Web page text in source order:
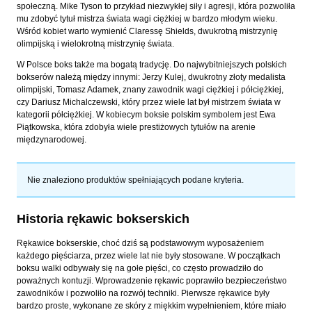
społeczną. Mike Tyson to przykład niezwykłej siły i agresji, która pozwoliła
mu zdobyć tytuł mistrza świata wagi ciężkiej w bardzo młodym wieku.
Wśród kobiet warto wymienić Claressę Shields, dwukrotną mistrzynię
olimpijską i wielokrotną mistrzynię świata.
W Polsce boks także ma bogatą tradycję. Do najwybitniejszych polskich
bokserów należą między innymi: Jerzy Kulej, dwukrotny złoty medalista
olimpijski, Tomasz Adamek, znany zawodnik wagi ciężkiej i półciężkiej,
czy Dariusz Michalczewski, który przez wiele lat był mistrzem świata w
kategorii półciężkiej. W kobiecym boksie polskim symbolem jest Ewa
Piątkowska, która zdobyła wiele prestiżowych tytułów na arenie
międzynarodowej.
Nie znaleziono produktów spełniających podane kryteria.
Historia rękawic bokserskich
Rękawice bokserskie, choć dziś są podstawowym wyposażeniem
każdego pięściarza, przez wiele lat nie były stosowane. W początkach
boksu walki odbywały się na gołe pięści, co często prowadziło do
poważnych kontuzji. Wprowadzenie rękawic poprawiło bezpieczeństwo
zawodników i pozwoliło na rozwój techniki. Pierwsze rękawice były
bardzo proste, wykonane ze skóry z miękkim wypełnieniem, które miało